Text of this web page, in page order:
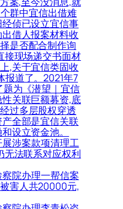
群中宜信出借难
侦已设立宜信事
借人报案材料收
是否配合制作询
接现场递交书面材
,关于宜信类固收
报道了。2021年7
题为《潜望｜宜信
关联巨额募资,底
过多层股权穿透
全部是宜信关联
设立资金池。
展涉案款项清理工
无法联系对应权利
察院办理一帮信案
害人共20000元,